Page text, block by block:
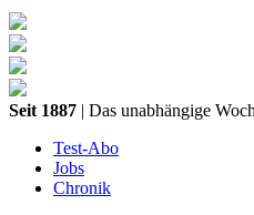
Seit 1887 | Das unabhängige
Test-Abo
Jobs
Chronik